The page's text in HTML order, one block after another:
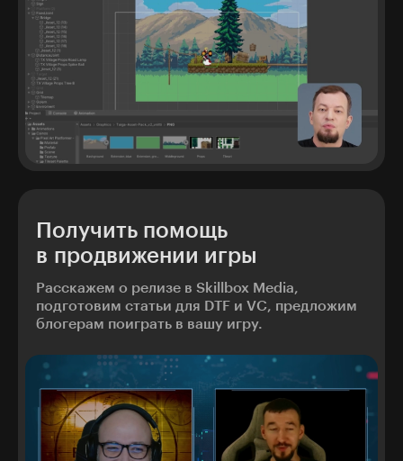
Получить помощь
в продвижении игры
Расскажем о релизе в Skillbox Media,
подготовим статьи для DTF и VC, предложим
блогерам поиграть в вашу игру.